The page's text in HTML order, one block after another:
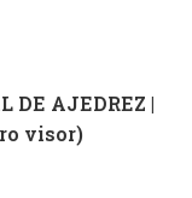
DE AJEDREZ |
visor)